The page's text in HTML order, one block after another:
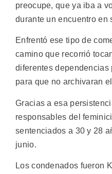
preocupe, que ya iba a
durante un encuentro en
Enfrentó ese tipo de
camino que recorrió
diferentes
para que no archivaran
Gracias a esa
responsables del
sentenciados a 30 y 28
junio.
Los condenados fueron